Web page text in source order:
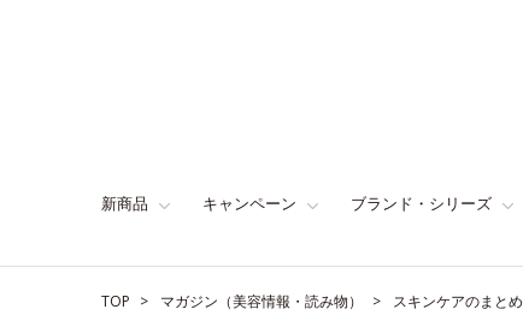
新商品 キャンペーン ブランド・シリーズ
TOP マガジン（美容情報・読み物） スキンケアのまとめ